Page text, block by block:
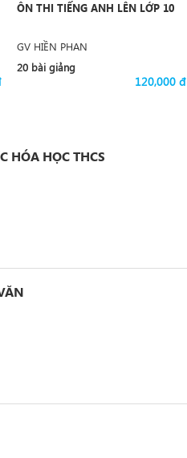
ÔN THI TIẾNG ANH LÊN LỚP 10
GV HIỀN PHAN
20 bài giảng
120,000 đ
HÓA HỌC THCS